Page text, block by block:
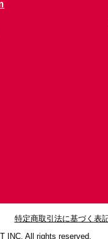
特定商取引法に基づく表
INC. All rights reserved.